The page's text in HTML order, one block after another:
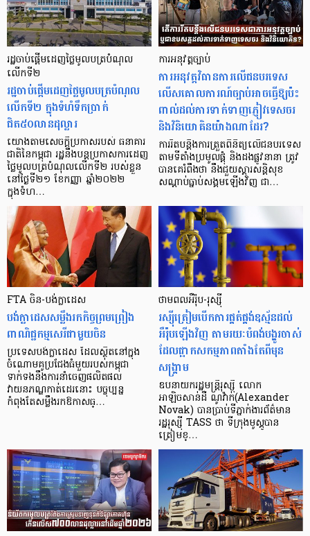
រដ្ឋចាប់ផ្ដើមដេញថ្លៃមូលបត្របំណុល
លើកទី២
រដ្ឋចាប់ផ្ដើមដេញថ្លៃមូលបត្របំណុល
លើកទី២ ក្នុងទំហំទឹកប្រាក់
ជិត៥០លានដុល្លារ
យោងតាមសេចក្ដីប្រកាសរបស់ ធនាគារ
ជាតិនៃកម្ពុជា រដ្ឋនឹងបន្តប្រកាសការដេញ
ថ្លៃមូលបត្របំណុលលើកទី២ របស់ខ្លួន
នៅថ្ងៃទី២១ ខែកញ្ញា ឆ្នាំ២០២២
ក្នុងទំហ…
ការអនុវត្តច្បាប់
ការអនុវត្តវិធានការលើជនបរទេស
លើសគោលការណ៍ច្បាប់អាចធ្វើឱ្យប៉ះ
ពាល់ដល់ការទាក់ទាញភ្ញៀវទេសចរ
និងវិនិយោគិនយ៉ាងណាដែរ?
ការរឹតបន្តឹងការត្រួតពិនិត្យលើជនបរទេស
តាមទីតាំងប្រមូលផ្តុំ និងដងផ្លូវនានា ត្រូវ
បានគេរំពឹងថា នឹងជួយស្តារសន្តិសុខ
សណ្តាប់ធ្នាប់សង្គមឡើងវិញ ជា…
FTA ចិន-បង់ក្លាដេស
បង់ក្លាដេសសម្លឹងរកកិច្ចព្រមព្រៀង
ពាណិជ្ជកម្មសេរីជាមួយចិន
ប្រទេសបង់ក្លាដេស ដែលស្ថិតនៅក្នុង
ចំណោមគូប្រជែងធំមួយរបស់កម្ពុជា
ទាក់ទងនឹងការនាំចេញផលិតផល
វាយនភណ្ឌកាត់ដេរនោះ បច្ចុប្បន្ន
កំពុងតែសម្លឹងរកឱកាសធ្…
ថាមពលអឺរ៉ុប-រុស្ស៊ី
រស្ស៊ីត្រៀមបើកការផ្គត់ផ្គង់ឧស្ម័នដល់
អឺរ៉ុបឡើងវិញ តាមរយៈបំពង់បង្ហូរចាស់
ដែលផ្អាកសកម្មភាពតាំងតែពីមុន
សង្គ្រាម
ឧបនាយករដ្ឋមន្ត្រីរុស្ស៊ី លោក
អាឡិចសាន់ដឺ ណូវ៉ាក់(Alexander
Novak) បានប្រាប់ទីភ្នាក់ងារព័ត៌មាន
រដ្ឋរុស្ស៊ី TASS ថា ទីក្រុងមូស្គូបាន
ត្រៀមខ្…